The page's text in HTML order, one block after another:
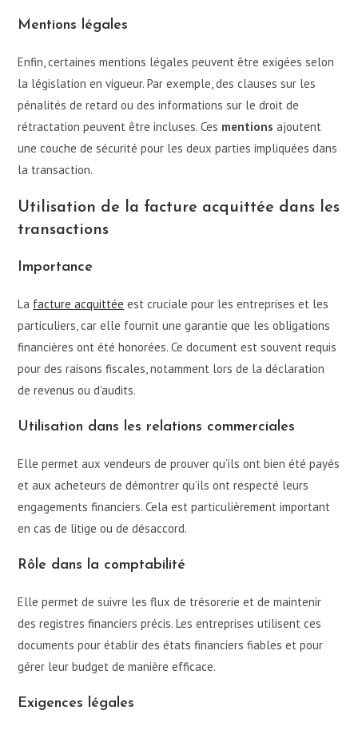
Mentions légales
Enfin, certaines mentions légales peuvent être exigées selon
la législation en vigueur. Par exemple, des clauses sur les
pénalités de retard ou des informations sur le droit de
rétractation peuvent être incluses. Ces mentions ajoutent
une couche de sécurité pour les deux parties impliquées dans
la transaction.
Utilisation de la facture acquittée dans les
transactions
Importance
La facture acquittée est cruciale pour les entreprises et les
particuliers, car elle fournit une garantie que les obligations
financières ont été honorées. Ce document est souvent requis
pour des raisons fiscales, notamment lors de la déclaration
de revenus ou d’audits.
Utilisation dans les relations commerciales
Elle permet aux vendeurs de prouver qu’ils ont bien été payés
et aux acheteurs de démontrer qu’ils ont respecté leurs
engagements financiers. Cela est particulièrement important
en cas de litige ou de désaccord.
Rôle dans la comptabilité
Elle permet de suivre les flux de trésorerie et de maintenir
des registres financiers précis. Les entreprises utilisent ces
documents pour établir des états financiers fiables et pour
gérer leur budget de manière efficace.
Exigences légales